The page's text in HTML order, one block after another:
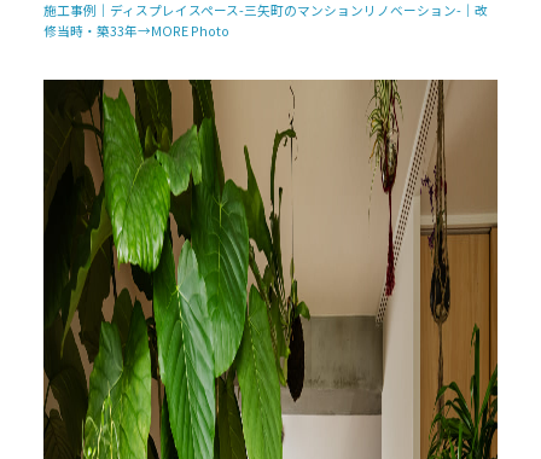
施工事例｜ディスプレイスペース-三矢町のマンションリノベーション-｜改
修当時・築33年→MORE Photo